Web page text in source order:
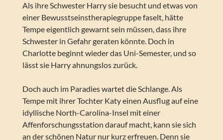
Als ihre Schwester Harry sie besucht und etwas von
einer Bewusstseinstherapiegruppe faselt, hätte
Tempe eigentlich gewarnt sein müssen, dass ihre
Schwester in Gefahr geraten könnte. Doch in
Charlotte beginnt wieder das Uni-Semester, und so
lässt sie Harry ahnungslos zurück.
Doch auch im Paradies wartet die Schlange. Als
Tempe mit ihrer Tochter Katy einen Ausflug auf eine
idyllische North-Carolina-Insel mit einer
Affenforschungsstation darauf macht, kann sie sich
an der schönen Natur nur kurz erfreuen. Denn sie